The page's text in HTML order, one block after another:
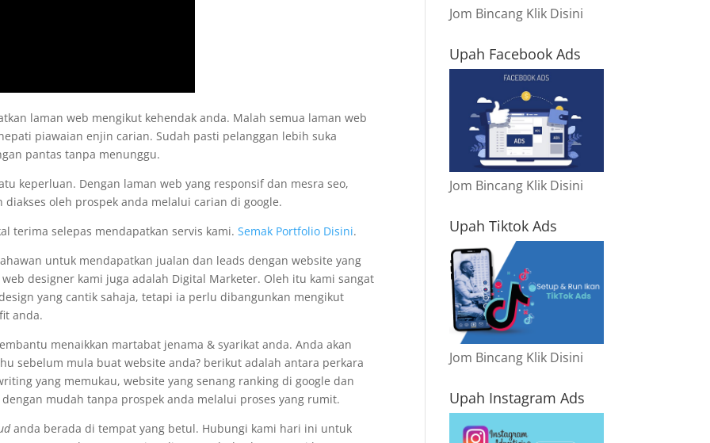
laman web mengikut kehendak anda. Malah semua laman web
piawaian enjin carian. Sudah pasti pelanggan lebih suka
pantas tanpa menunggu.
keperluan. Dengan laman web yang responsif dan mesra seo,
oleh prospek anda melalui carian di google.
terima selepas mendapatkan servis kami.Semak Portfolio Disini.
untuk mendapatkan jualan dan leads dengan website yang
designer kami juga adalah Digital Marketer. Oleh itu kami sangat
yang cantik sahaja, tetapi ia perlu dibangunkan mengikut
anda.
menaikkan martabat jenama & syarikat anda. Anda akan
sebelum mula buat website anda? berikut adalah antara perkara
yang memukau, website yang senang ranking di google dan
mudah tanpa prospek anda melalui proses yang rumit.
anda berada di tempat yang betul. Hubungi kami hari ini untuk
Jom Bincang Klik Disini
Upah Facebook Ads
Jom Bincang Klik Disini
Upah Tiktok Ads
Jom Bincang Klik Disini
Upah Instagram Ads